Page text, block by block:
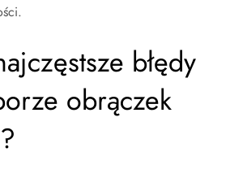
błędy
obrączek